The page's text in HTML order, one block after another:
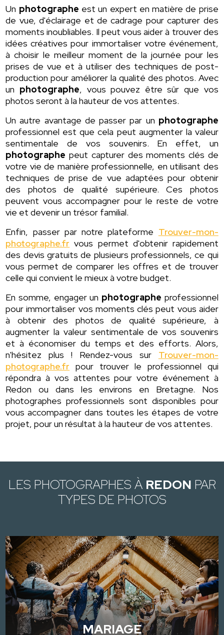
Un photographe est un expert en matière de prise
de vue, d'éclairage et de cadrage pour capturer des
moments inoubliables. Il peut vous aider à trouver des
idées créatives pour immortaliser votre événement,
à choisir le meilleur moment de la journée pour les
prises de vue et à utiliser des techniques de post-
production pour améliorer la qualité des photos. Avec
un photographe, vous pouvez être sûr que vos
photos seront à la hauteur de vos attentes.
Un autre avantage de passer par un photographe
professionnel est que cela peut augmenter la valeur
sentimentale de vos souvenirs. En effet, un
photographe peut capturer des moments clés de
votre vie de manière professionnelle, en utilisant des
techniques de prise de vue adaptées pour obtenir
des photos de qualité supérieure. Ces photos
peuvent vous accompagner pour le reste de votre
vie et devenir un trésor familial.
Enfin, passer par notre plateforme Trouver-mon-
photographe.fr vous permet d'obtenir rapidement
des devis gratuits de plusieurs professionnels, ce qui
vous permet de comparer les offres et de trouver
celle qui convient le mieux à votre budget.
En somme, engager un photographe professionnel
pour immortaliser vos moments clés peut vous aider
à obtenir des photos de qualité supérieure, à
augmenter la valeur sentimentale de vos souvenirs
et à économiser du temps et des efforts. Alors,
n'hésitez plus ! Rendez-vous sur Trouver-mon-
photographe.fr pour trouver le professionnel qui
répondra à vos attentes pour votre événement à
Redon ou dans les environs en Bretagne. Nos
photographes professionnels sont disponibles pour
vous accompagner dans toutes les étapes de votre
projet, pour un résultat à la hauteur de vos attentes.
LES PHOTOGRAPHES À REDON PAR
TYPES DE PHOTOS
MARIAGE